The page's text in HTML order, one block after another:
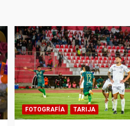
FOTOGRAFÍA TARIJA